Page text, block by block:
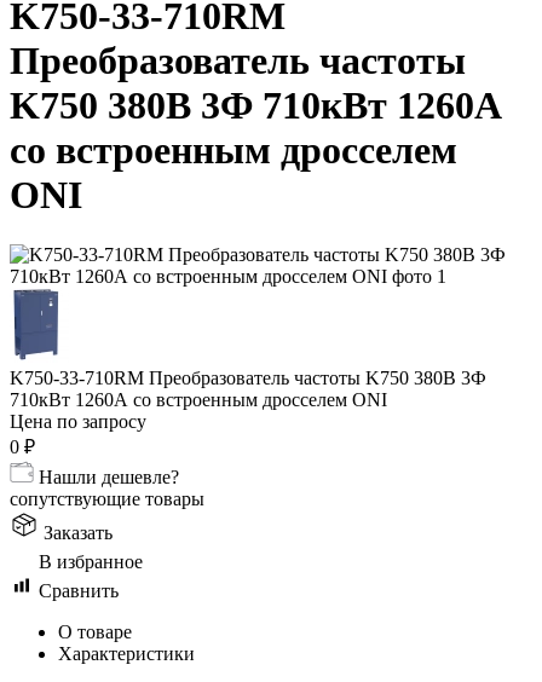
K750-33-710RM
Преобразователь частоты
K750 380В 3Ф 710кВт 1260А
со встроенным дросселем
ONI
K750-33-710RM Преобразователь частоты K750 380В 3Ф
710кВт 1260А со встроенным дросселем ONI
Цена по запросу
0 ₽
Нашли дешевле?
сопутствующие товары
Заказать
В избранное
Сравнить
О товаре
Характеристики